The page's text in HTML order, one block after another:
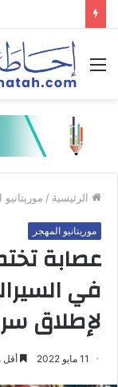
القائمة
الرئيسية / موريتانيو
موريتانيو المهجر
عصابة
في
لإطلاق
11 مايو 2022 أقل